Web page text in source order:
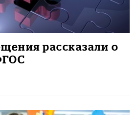
рассказали о